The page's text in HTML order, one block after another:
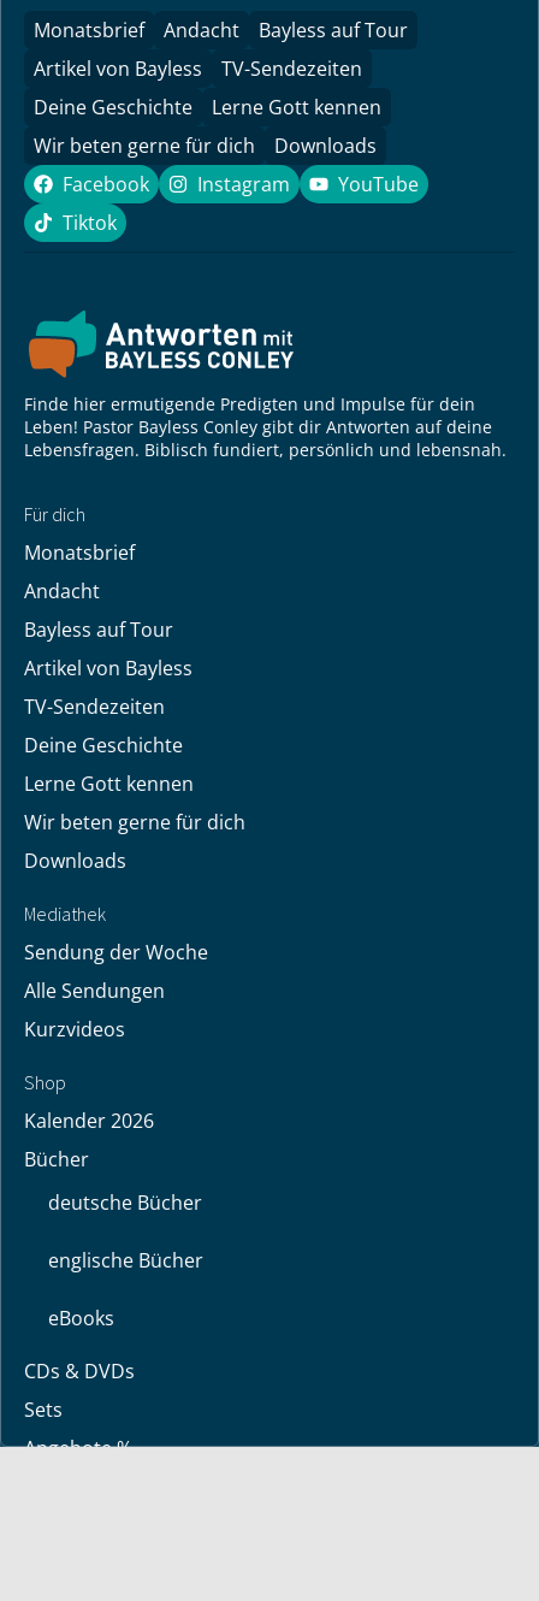
Monatsbrief Andacht
Bayless auf Tour
Artikel von Bayless
TV-Sendezeiten
Deine Geschichte
Lerne Gott kennen
Wir beten gerne für dich
Downloads
Facebook
Facebook Instagram
Instagram YouTube
YouTube
Tiktok
Tiktok
Finde hier ermutigende Predigten und Impulse für dein
Leben! Pastor Bayless Conley gibt dir Antworten auf deine
Lebensfragen. Biblisch fundiert, persönlich und lebensnah.
Für dich
Monatsbrief
Andacht
Bayless auf Tour
Artikel von Bayless
TV-Sendezeiten
Deine Geschichte
Lerne Gott kennen
Wir beten gerne für dich
Downloads
Mediathek
Sendung der Woche
Alle Sendungen
Kurzvideos
Shop
Kalender 2026
Bücher
deutsche Bücher
englische Bücher
eBooks
CDs & DVDs
Sets
Angebote %